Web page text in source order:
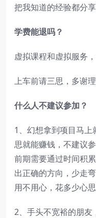
把我知道的经验都分享
学费能退吗？
虚拟课程和虚拟服务
上车前请三思，多谢理
什么人不建议参加？
1、幻想拿到项目马
思就能赚钱，不建议
前期需要通过时间积
出正确的方向，少走
用不用心，花多少心思
2、手头不宽裕的朋友